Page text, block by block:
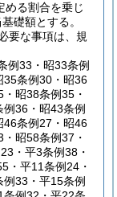
める割合を乗じ
礎額とする。
要な事項は、規
例33・昭33条例
35条例30・昭36
昭38条例35・
36・昭43条例
46条例27・昭46
昭58条例37・
・平3条例38・
・平11条例24・
33・平15条例